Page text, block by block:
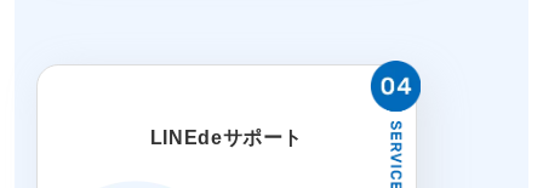
LINEdeサポート